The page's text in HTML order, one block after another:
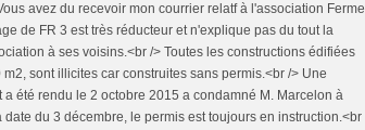
avez du recevoir mon courrier relatf à l'association Ferme
de FR 3 est très réducteur et n'explique pas du tout la
à ses voisins.<br /> Toutes les constructions édifiées
sont illicites car construites sans permis.<br /> Une
été rendu le 2 octobre 2015 a condamné M. Marcelon à
du 3 décembre, le permis est toujours en instruction.<br